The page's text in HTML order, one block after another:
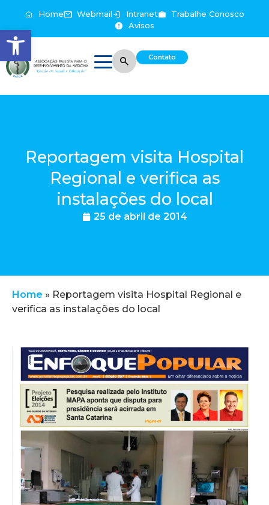
Abrir a barra de ferramentas
Home Webmail Intranet
Trabalhe Conosco
Avisos
Contato
Reportagem visita Hospital
Regional e verifica as
instalações do local
25 de abril de 2014
Home » Reportagem visita Hospital Regional e
verifica as instalações do local